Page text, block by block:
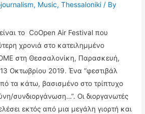
, Music,Thessaloniki / By
το CoOpen Air Festival που
χρονιά στο κατειλημμένο
στη Θεσσαλονίκη, Παρασκευή,
Οκτωβρίου 2019. Ένα “φεστιβάλ
τα κάτω, βασισμένο στο τρίπτυχο
συνδιοργάνωση…”. Οι διοργανωτές
εκτός από μια μεγάλη γιορτή και